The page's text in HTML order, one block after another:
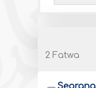
2 Fatwa